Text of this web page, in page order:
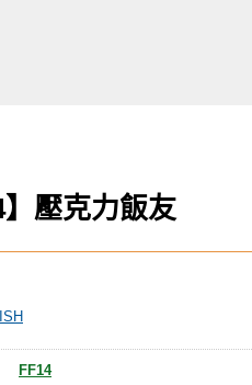
】壓克力飯友
FF14